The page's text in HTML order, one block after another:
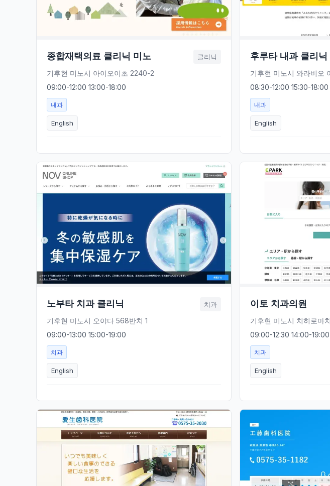
종합재택의료 클리닉 미노 클리닉
기후현 미노시 아이오이초 2240-2
09:00-12:00 13:00-18:00
내과
English
후루타 내과 클리닉
기후현 미노시 와라비오
08:30-12:00 15:30-18:00
내과
English
노부타 치과 클리닉 치과
기후현 미노시 오야다 568반치 1
09:00-13:00 15:00-19:00
치과
English
이토 치과의원
기후현 미노시 치히로마
09:00-12:30 14:00-19:00
치과
English